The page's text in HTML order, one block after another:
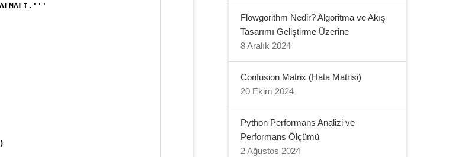
Flowgorithm Nedir? Algoritma ve Akış
Tasarımı Geliştirme Üzerine
8 Aralık 2024
Confusion Matrix (Hata Matrisi)
20 Ekim 2024
Python Performans Analizi ve
Performans Ölçümü
2 Ağustos 2024